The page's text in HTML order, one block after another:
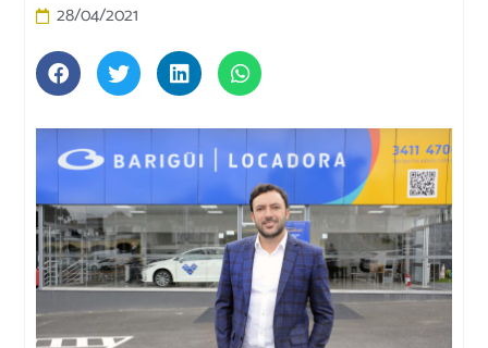
28/04/2021